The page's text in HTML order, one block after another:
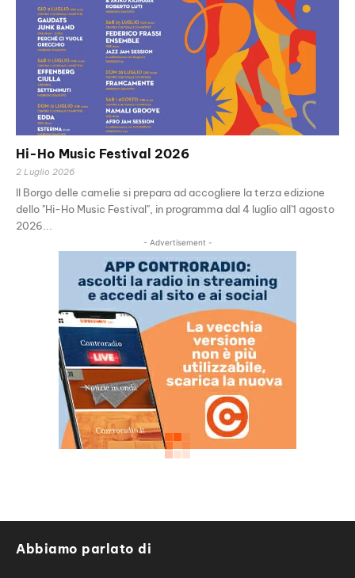
Hi-Ho Music Festival 2026
2 Luglio 2026
Il Borgo delle camelie si prepara ad accogliere la terza edizione
dello "Hi-Ho Music Festival", in programma dal 4 luglio all'1 agosto
2026...
- Advertisement -
Abbiamo parlato di